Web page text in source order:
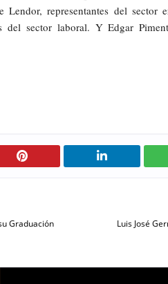
representantes del sector
del sector laboral. Y Edgar
Luis José
Graduación